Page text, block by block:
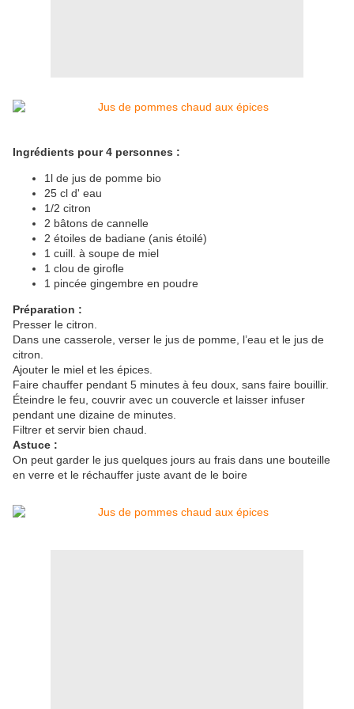
Ingrédients pour 4 personnes :
1l de jus de pomme bio
25 cl d' eau
1/2 citron
2 bâtons de cannelle
2 étoiles de badiane (anis étoilé)
1 cuill. à soupe de miel
1 clou de girofle
1 pincée gingembre en poudre
Préparation :
Presser le citron.
Dans une casserole, verser le jus de pomme, l’eau et le jus de
citron.
Ajouter le miel et les épices.
Faire chauffer pendant 5 minutes à feu doux, sans faire bouillir.
Éteindre le feu, couvrir avec un couvercle et laisser infuser
pendant une dizaine de minutes.
Filtrer et servir bien chaud.
Astuce :
On peut garder le jus quelques jours au frais dans une bouteille
en verre et le réchauffer juste avant de le boire